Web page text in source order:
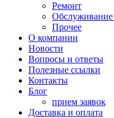
Ремонт
Обслуживание
Прочее
О компании
Новости
Вопросы и ответы
Полезные ссылки
Контакты
Блог
прием заявок
Доставка и оплата